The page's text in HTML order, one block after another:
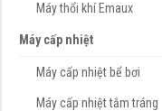
Máy thổi khí Emaux
Máy cấp nhiệt
Máy cấp nhiệt bể bơi
Máy cấp nhiệt tắm tráng